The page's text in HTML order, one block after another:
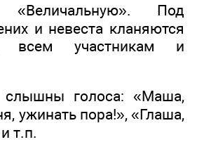
Под
и невеста кланяются
всем участникам и
слышны голоса: «Маша,
ужинать пора!», «Глаша,
т.п.